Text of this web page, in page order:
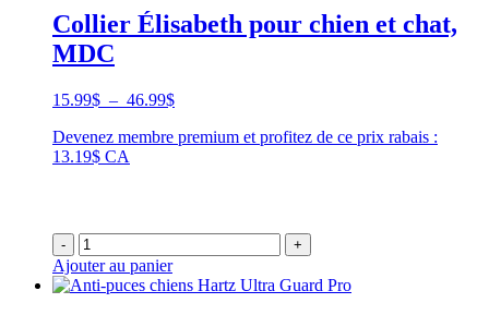
Collier Élisabeth pour chien et chat,
MDC
15.99$ – 46.99$Plage
prix :
Devenez membre premium et profitez de ce prix rabais :
13.19$ CA
- +
Ajouter au panier